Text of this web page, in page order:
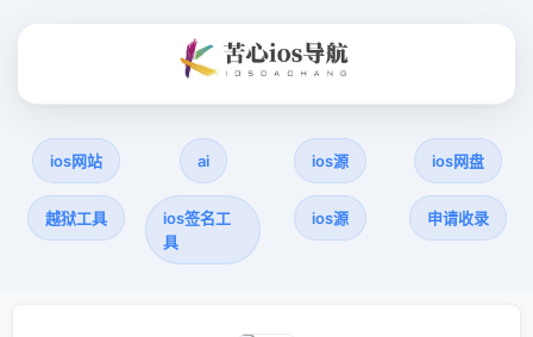
ios网站 ai ios源 ios网盘
越狱工具
ios签名工
具
ios源 申请收录